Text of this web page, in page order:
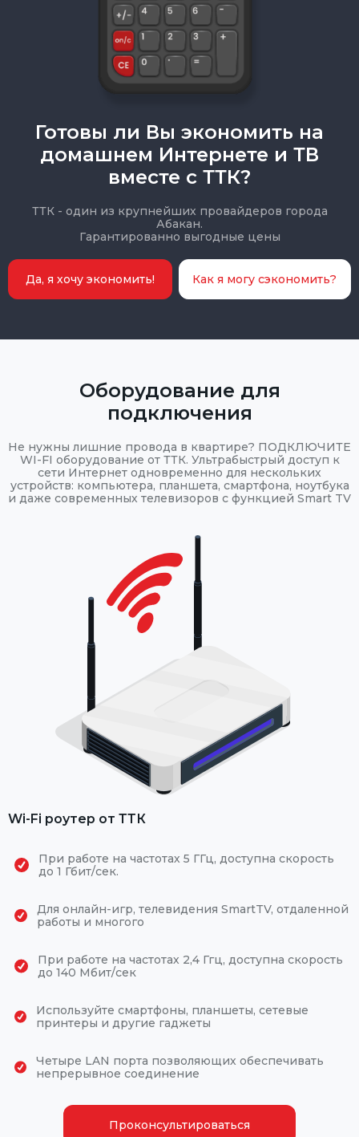
Готовы ли Вы экономить на
домашнем Интернете и ТВ
вместе с ТТК?
ТТК - один из крупнейших провайдеров города
Абакан.
Гарантированно выгодные цены
Да, я хочу экономить! Как я могу сэкономить?
Оборудование для
подключения
Не нужны лишние провода в квартире? ПОДКЛЮЧИТЕ
WI-FI оборудование от ТТК. Ультрабыстрый доступ к
сети Интернет одновременно для нескольких
устройств: компьютера, планшета, смартфона, ноутбука
и даже современных телевизоров с функцией Smart TV
Wi-Fi роутер от ТТК
При работе на частотах 5 ГГц, доступна скорость
до 1 Гбит/сек.
Для онлайн-игр, телевидения SmartTV, отдаленной
работы и многого
При работе на частотах 2,4 Ггц, доступна скорость
до 140 Мбит/сек
Используйте смартфоны, планшеты, сетевые
принтеры и другие гаджеты
Четыре LAN порта позволяющих обеспечивать
непрерывное соединение
Проконсультироваться